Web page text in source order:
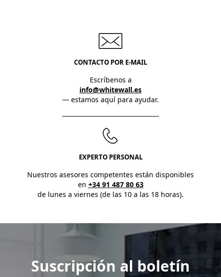
CONTACTO POR E-MAIL
Escríbenos a
info@whitewall.es
— estamos aquí para ayudar.
EXPERTO PERSONAL
Nuestros asesores competentes están disponibles
en +34 91 487 80 63
de lunes a viernes (de las 10 a las 18 horas).
Suscripción al boletín